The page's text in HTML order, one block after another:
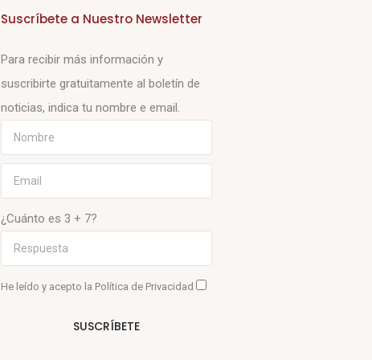
Suscríbete a Nuestro Newsletter
Para recibir más información y
suscribirte gratuitamente al boletín de
noticias, indica tu nombre e email.
¿Cuánto es 3 + 7?
He leído y acepto la Política de Privacidad
SUSCRÍBETE